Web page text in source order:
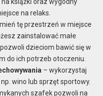
na relaks.
tę przestrzeń w miejsce
zainstalować małe
dzieciom bawić się w
do ich potrzeb otoczeniu.
– wykorzystaj
wino lub sprzęt sportowy.
szafek pozwoli na